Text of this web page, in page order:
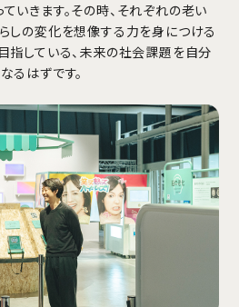
いきます。その時、それぞれの老い
しの変化を想像する力を身につける
指している、未来の社会課題を自分
るはずです。